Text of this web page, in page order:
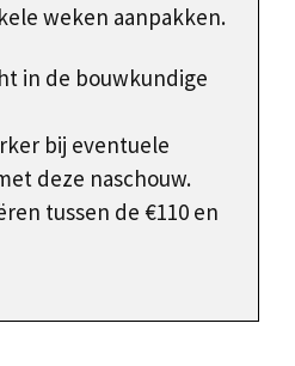
weken aanpakken.
in de bouwkundige
bij eventuele
deze naschouw.
tussen de €110 en